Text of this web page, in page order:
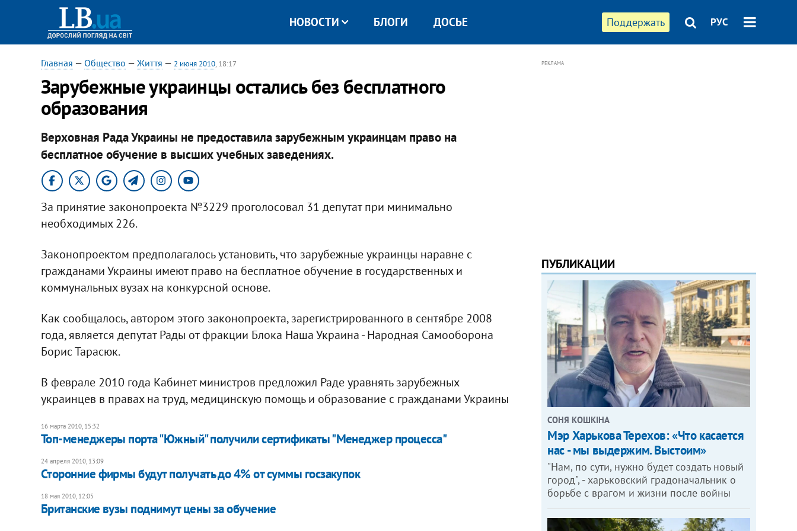
Поддержать РУС
НОВОСТИ БЛОГИ ДОСЬЕ
Главная — Общество — Життя — 2 июня 2010, 18:17
Зарубежные украинцы остались без бесплатного
образования
Верховная Рада Украины не предоставила зарубежным украинцам право на
бесплатное обучение в высших учебных заведениях.
За принятие законопроекта №3229 проголосовал 31 депутат при минимально
необходимых 226.
Законопроектом предполагалось установить, что зарубежные украинцы наравне с
гражданами Украины имеют право на бесплатное обучение в государственных и
коммунальных вузах на конкурсной основе.
Как сообщалось, автором этого законопроекта, зарегистрированного в сентябре 2008
года, является депутат Рады от фракции Блока Наша Украина - Народная Самооборона
Борис Тарасюк.
В феврале 2010 года Кабинет министров предложил Раде уравнять зарубежных
украинцев в правах на труд, медицинскую помощь и образование с гражданами Украины
16 марта 2010, 15:32
Топ-менеджеры порта "Южный" получили сертификаты "Менеджер процесса"
24 апреля 2010, 13:09
Сторонние фирмы будут получать до 4% от суммы госзакупок
18 мая 2010, 12:05
Британские вузы поднимут цены за обучение
РЕКЛАМА
ПУБЛИКАЦИИ
СОНЯ КОШКІНА
Мэр Харькова Терехов: «Что касается
нас - мы выдержим. Выстоим»
"Нам, по сути, нужно будет создать новый
город", - харьковский градоначальник о
борьбе с врагом и жизни после войны